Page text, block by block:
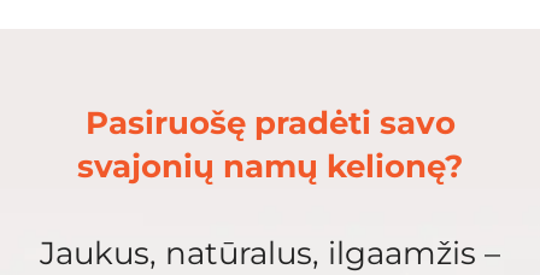
Pasiruošę pradėti savo
svajonių namų kelionę?
Jaukus, natūralus, ilgaamžis –